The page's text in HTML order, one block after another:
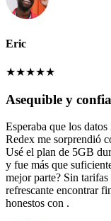
Eric
★★★★★
Asequible y
Esperaba que los
Redex me sorprendió
Usé el plan de 5GB
y fue más que
mejor parte? Sin
refrescante encontrar
honestos con .